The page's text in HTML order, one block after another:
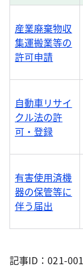
産業廃棄物収
集運搬業等の
許可申請
自動車リサイ
クル法の許
可・登録
有害使用済機
器の保管等に
伴う届出
記事ID：021-